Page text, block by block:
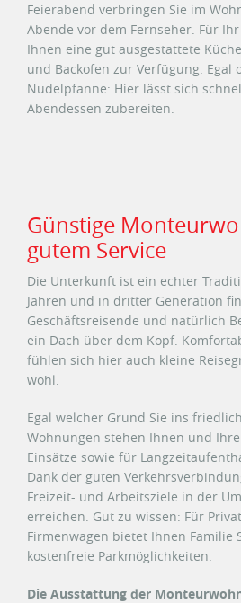
Feierabend verbringen Sie im
Abende vor dem Fernseher. Für
Ihnen eine gut ausgestattete
und Backofen zur Verfügung. Egal
Nudelpfanne: Hier lässt sich
Abendessen zubereiten.
Günstige
gutem Service
Die Unterkunft ist ein echter
Jahren und in dritter Generation
Geschäftsreisende und natürlich
ein Dach über dem Kopf.
fühlen sich hier auch kleine
wohl.
Egal welcher Grund Sie ins
Wohnungen stehen Ihnen und
Einsätze sowie für
Dank der guten
Freizeit- und Arbeitsziele in der
erreichen. Gut zu wissen: Für
Firmenwagen bietet Ihnen Familie
kostenfreie Parkmöglichkeiten.
Die Ausstattung der